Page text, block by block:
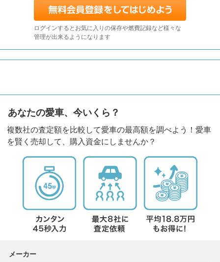
ログインするとお気に入りの保存や燃費記録など様々な
管理が出来るようになります
あなたの愛車、今いくら？
複数社の査定額を比較して愛車の最高額を調べよう！愛車
を賢く売却して、購入資金にしませんか？
メーカー